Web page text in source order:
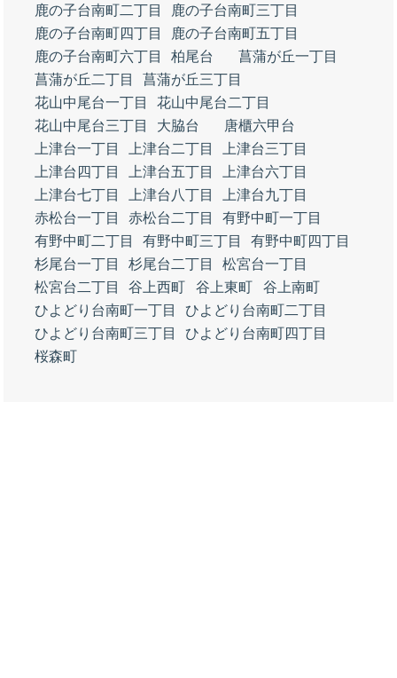
鹿の子台南町二丁目
鹿の子台南町三丁目
鹿の子台南町四丁目
鹿の子台南町五丁目
鹿の子台南町六丁目
柏尾台
菖蒲が丘一丁目
菖蒲が丘二丁目
菖蒲が丘三丁目
花山中尾台一丁目
花山中尾台二丁目
花山中尾台三丁目
大脇台
唐櫃六甲台
上津台一丁目
上津台二丁目
上津台三丁目
上津台四丁目
上津台五丁目
上津台六丁目
上津台七丁目
上津台八丁目
上津台九丁目
赤松台一丁目
赤松台二丁目
有野中町一丁目
有野中町二丁目
有野中町三丁目
有野中町四丁目
杉尾台一丁目
杉尾台二丁目
松宮台一丁目
松宮台二丁目
谷上西町 谷上東町
谷上南町
ひよどり台南町一丁目
ひよどり台南町二丁目
ひよどり台南町三丁目
ひよどり台南町四丁目
桜森町